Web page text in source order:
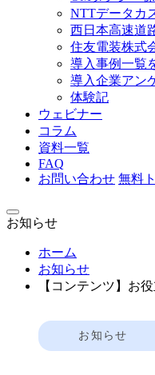
NTTデータカ
西日本高速道
住友電装株式
導入事例一覧
導入企業アン
体験記
ウェビナー
コラム
資料一覧
FAQ
お問い合わせ 無料
お知らせ
ホーム
お知らせ
【コンテンツ】お
お知らせ